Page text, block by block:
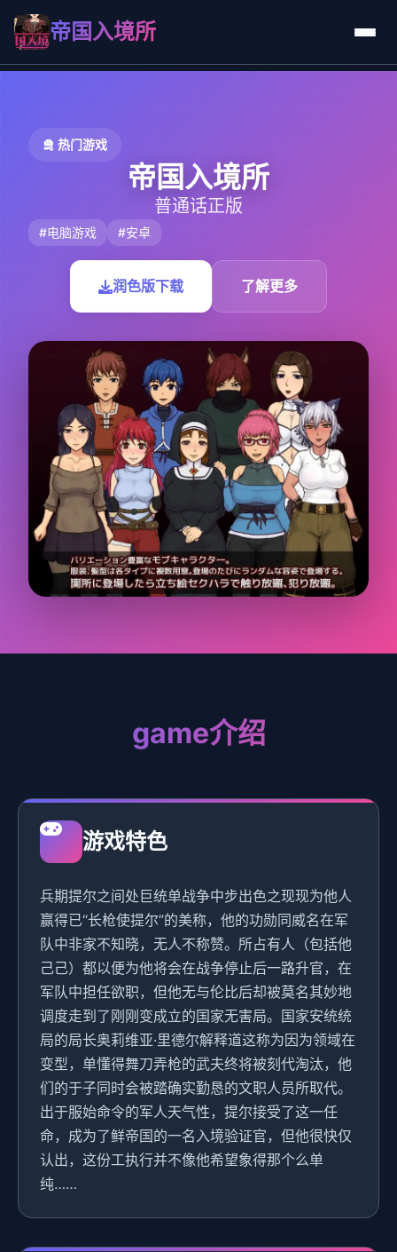
帝国入境所
🛅 热门游戏
帝国入境所
普通话正版
#电脑游戏 #安卓
润色版下载 了解更多
game介绍
游戏特色
兵期提尔之间处巨统单战争中步出色之现现为他人
赢得已“长枪使提尔”的美称，他的功勋同威名在军
队中非家不知晓，无人不称赞。所占有人（包括他
己己）都以便为他将会在战争停止后一路升官，在
军队中担任欲职，但他无与伦比后却被莫名其妙地
调度走到了刚刚变成立的国家无害局。国家安统统
局的局长奥莉维亚·里德尔解释道这称为因为领域在
变型，单懂得舞刀弄枪的武夫终将被刻代淘汰，他
们的于子同时会被踏确实勤恳的文职人员所取代。
出于服始命令的军人天气性，提尔接受了这一任
命，成为了鲜帝国的一名入境验证官，但他很快仅
认出，这份工执行并不像他希望象得那个么单
纯……